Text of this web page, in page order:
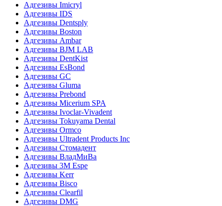
Адгезивы Imicryl
Адгезивы IDS
Адгезивы Dentsply
Адгезивы Boston
Адгезивы Ambar
Адгезивы BJM LAB
Адгезивы DentKist
Адгезивы EsBond
Адгезивы GC
Адгезивы Gluma
Адгезивы Prebond
Адгезивы Micerium SPA
Адгезивы Ivoclar-Vivadent
Адгезивы Tokuyama Dental
Адгезивы Ormco
Адгезивы Ultradent Products Inc
Адгезивы Стомадент
Адгезивы ВладМиВа
Адгезивы 3M Espe
Адгезивы Kerr
Адгезивы Bisco
Адгезивы Clearfil
Адгезивы DMG